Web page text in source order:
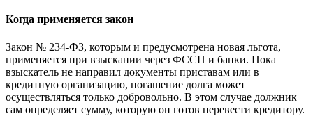
Когда применяется закон
Закон № 234-ФЗ, которым и предусмотрена новая льгота,
применяется при взыскании через ФССП и банки. Пока
взыскатель не направил документы приставам или в
кредитную организацию, погашение долга может
осуществляться только добровольно. В этом случае должник
сам определяет сумму, которую он готов перевести кредитору.